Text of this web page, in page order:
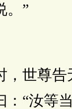
。”
世尊告
：“汝等